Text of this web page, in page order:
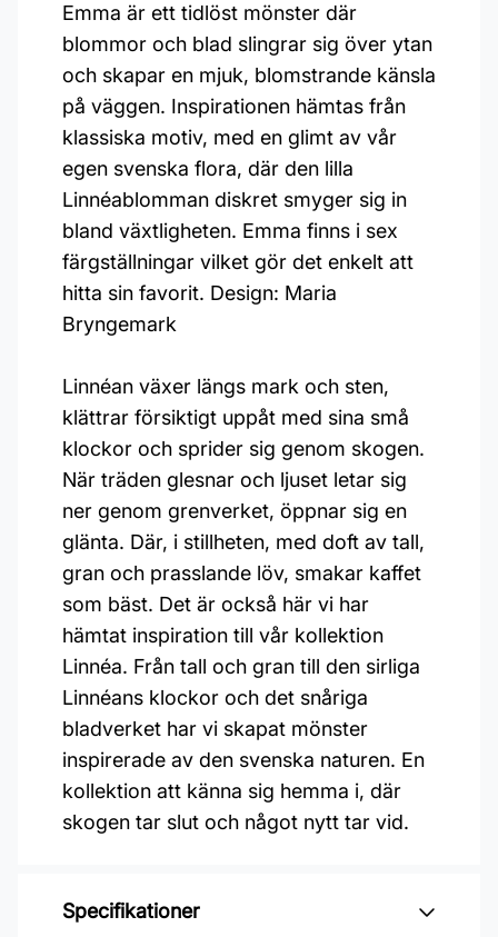
Emma är ett tidlöst mönster där
blommor och blad slingrar sig över ytan
och skapar en mjuk, blomstrande känsla
på väggen. Inspirationen hämtas från
klassiska motiv, med en glimt av vår
egen svenska flora, där den lilla
Linnéablomman diskret smyger sig in
bland växtligheten. Emma finns i sex
färgställningar vilket gör det enkelt att
hitta sin favorit. Design: Maria
Bryngemark
Linnéan växer längs mark och sten,
klättrar försiktigt uppåt med sina små
klockor och sprider sig genom skogen.
När träden glesnar och ljuset letar sig
ner genom grenverket, öppnar sig en
glänta. Där, i stillheten, med doft av tall,
gran och prasslande löv, smakar kaffet
som bäst. Det är också här vi har
hämtat inspiration till vår kollektion
Linnéa. Från tall och gran till den sirliga
Linnéans klockor och det snåriga
bladverket har vi skapat mönster
inspirerade av den svenska naturen. En
kollektion att känna sig hemma i, där
skogen tar slut och något nytt tar vid.
Specifikationer